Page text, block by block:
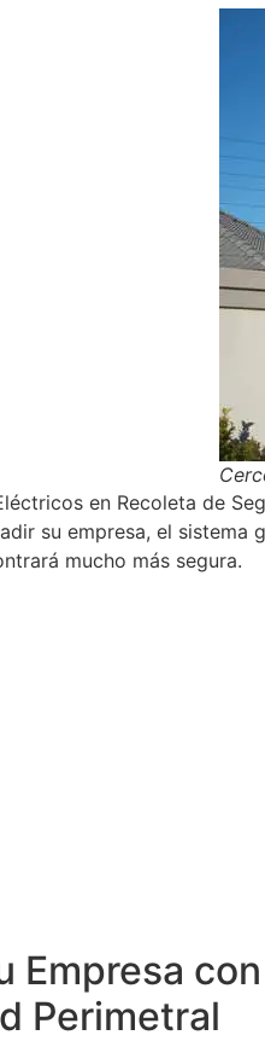
en Recoleta de
su empresa, el sistema
mucho más segura.
Empresa
Perimetral